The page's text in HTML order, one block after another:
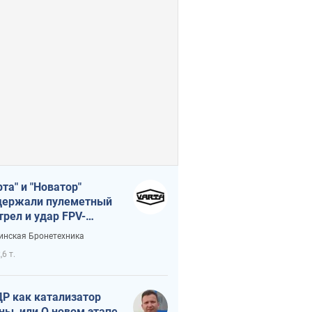
и "Новатор"
пулеметный
и удар FPV-
сохранив жизнь
Бронетехника
т.
как катализатор